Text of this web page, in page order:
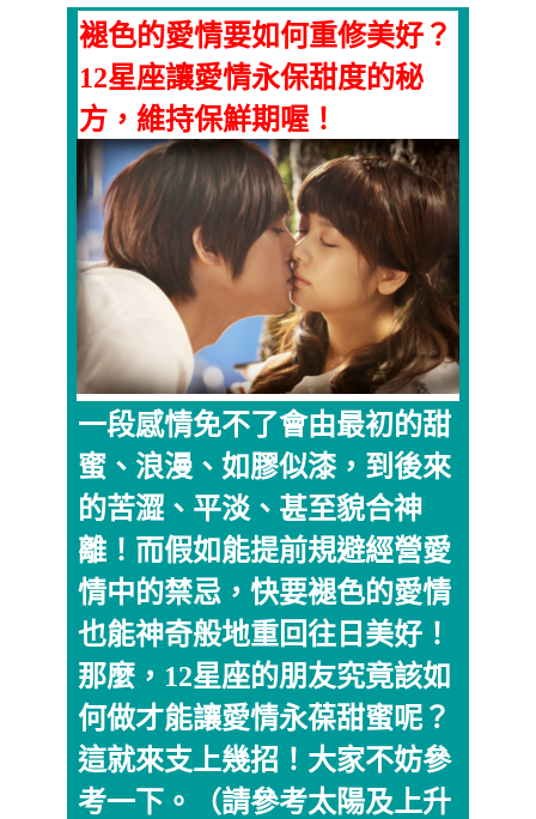
褪色的愛情要如何重修美好？
12星座讓愛情永保甜度的秘
方，維持保鮮期喔！
一段感情免不了會由最初的甜
蜜、浪漫、如膠似漆，到後來
的苦澀、平淡、甚至貌合神
離！而假如能提前規避經營愛
情中的禁忌，快要褪色的愛情
也能神奇般地重回往日美好！
那麼，12星座的朋友究竟該如
何做才能讓愛情永葆甜蜜呢？
這就來支上幾招！大家不妨參
考一下。（請參考太陽及上升